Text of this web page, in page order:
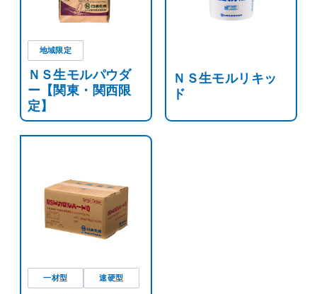
地域限定
ＮＳ生モルパウダ
ー【関東・関西限
定】
ＮＳ生モルリキッ
ド
一材型 速硬型